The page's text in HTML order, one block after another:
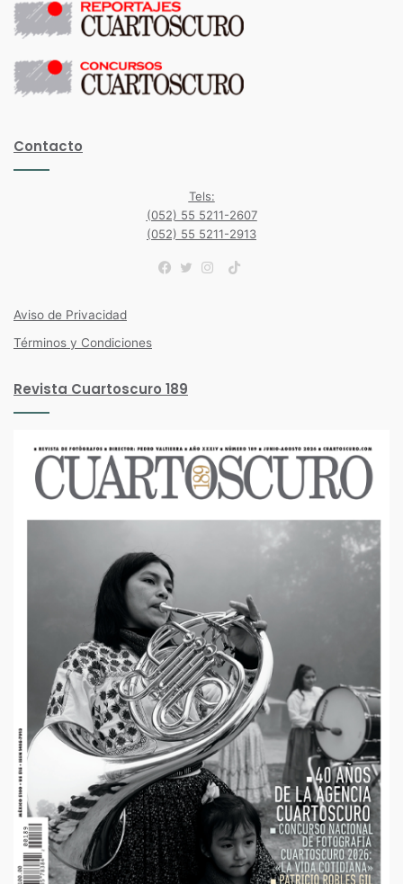
Contacto
Tels:
(052) 55 5211-2607
(052) 55 5211-2913
TikTok
Aviso de Privacidad
Términos y Condiciones
Revista Cuartoscuro 189